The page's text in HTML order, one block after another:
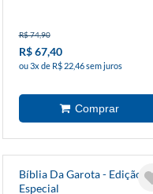
R$ 74,90
R$ 67,40
ou 3x de R$ 22,46 sem juros
Bíblia Da Garota - Edição
Especial